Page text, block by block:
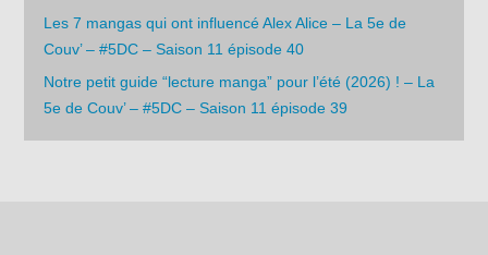
Les 7 mangas qui ont influencé Alex Alice – La 5e de
Couv’ – #5DC – Saison 11 épisode 40
Notre petit guide “lecture manga” pour l’été (2026) ! – La
5e de Couv’ – #5DC – Saison 11 épisode 39